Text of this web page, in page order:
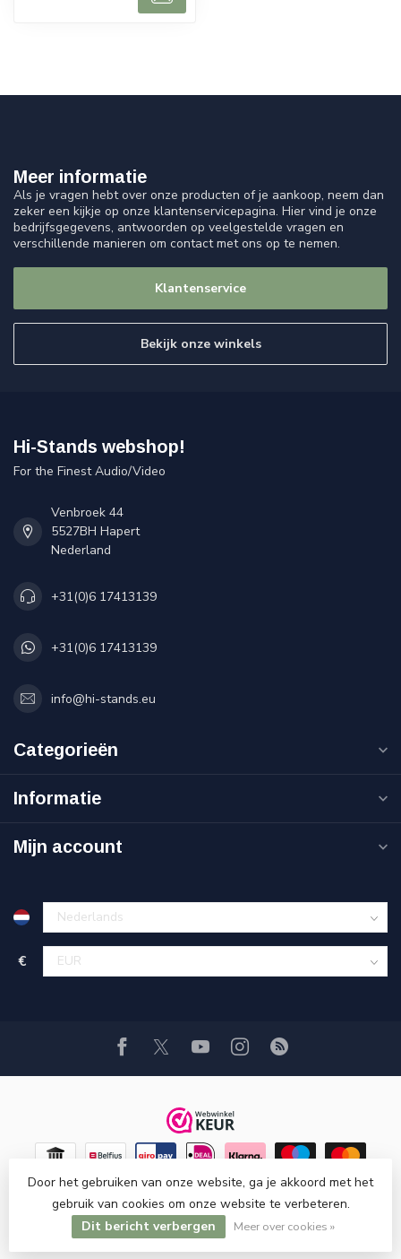
Meer informatie
Als je vragen hebt over onze producten of je aankoop, neem dan
zeker een kijkje op onze klantenservicepagina. Hier vind je onze
bedrijfsgegevens, antwoorden op veelgestelde vragen en
verschillende manieren om contact met ons op te nemen.
Klantenservice
Bekijk onze winkels
Hi-Stands webshop!
For the Finest Audio/Video
Venbroek 44
5527BH Hapert
Nederland
+31(0)6 17413139
+31(0)6 17413139
info@hi-stands.eu
Categorieën
Informatie
Mijn account
€
© Copyright 2026 Hi-Stands webshop!
Door het gebruiken van onze website, ga je akkoord met het
gebruik van cookies om onze website te verbeteren.
Dit bericht verbergen
Meer over cookies »